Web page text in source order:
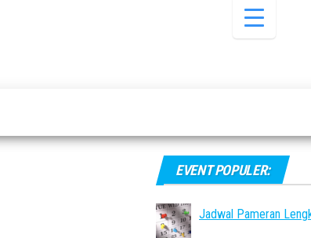
EVENT POPULER:
Jadwal Pameran